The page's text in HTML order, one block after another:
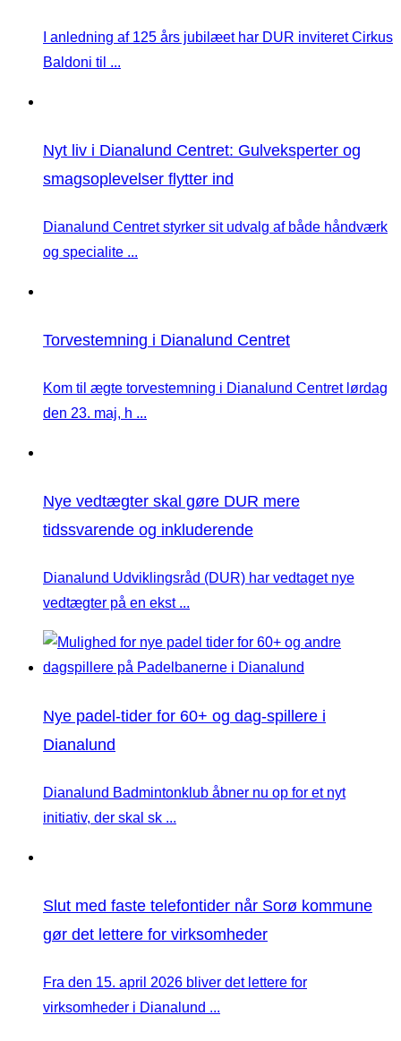
I anledning af 125 års jubilæet har DUR inviteret Cirkus
Baldoni til ...
Nyt liv i Dianalund Centret: Gulveksperter og
smagsoplevelser flytter ind
Dianalund Centret styrker sit udvalg af både håndværk
og specialite ...
Torvestemning i Dianalund Centret
Kom til ægte torvestemning i Dianalund Centret lørdag
den 23. maj, h ...
Nye vedtægter skal gøre DUR mere
tidssvarende og inkluderende
Dianalund Udviklingsråd (DUR) har vedtaget nye
vedtægter på en ekst ...
Nye padel-tider for 60+ og dag-spillere i
Dianalund
Dianalund Badmintonklub åbner nu op for et nyt
initiativ, der skal sk ...
Slut med faste telefontider når Sorø kommune
gør det lettere for virksomheder
Fra den 15. april 2026 bliver det lettere for
virksomheder i Dianalund ...